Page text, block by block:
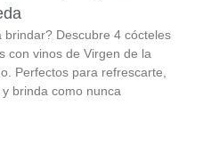
Descubre 4 cócteles
con vinos de Virgen de la
Perfectos para refrescarte,
brinda como nunca